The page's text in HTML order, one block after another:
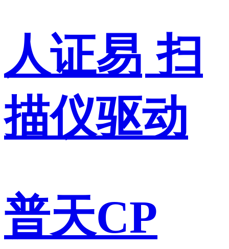
人证易 扫
描仪驱动
普天CP